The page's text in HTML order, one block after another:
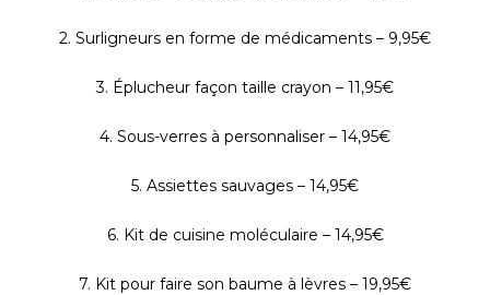
2. Surligneurs en forme de médicaments – 9,95€
3. Éplucheur façon taille crayon – 11,95€
4. Sous-verres à personnaliser – 14,95€
5. Assiettes sauvages – 14,95€
6. Kit de cuisine moléculaire – 14,95€
7. Kit pour faire son baume à lèvres – 19,95€